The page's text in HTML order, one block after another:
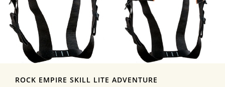
ROCK EMPIRE SKILL LITE ADVENTURE